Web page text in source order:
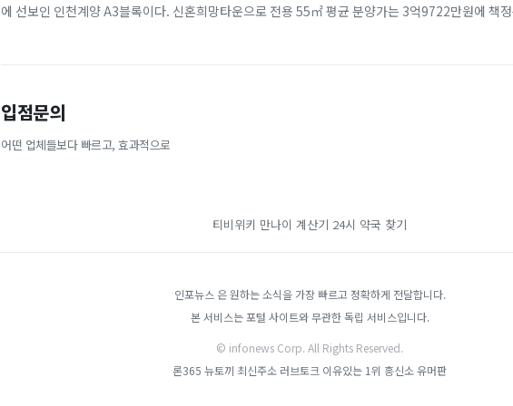
에 선보인 인천계양 A3블록이다. 신혼희망타운으로 전용 55㎡ 평균 분양가는 3억9722만원에 책
입점문의
어떤 업체들보다 빠르고, 효과적으로
티비위키 만나이 계산기 24시 약국 찾기
인포뉴스 은 원하는 소식을 가장 빠르고 정확하게 전달합니다.
본 서비스는 포털 사이트와 무관한 독립 서비스입니다.
© infonews Corp. All Rights Reserved.
론365 뉴토끼 최신주소 러브토크 이유있는 1위 흥신소유머판